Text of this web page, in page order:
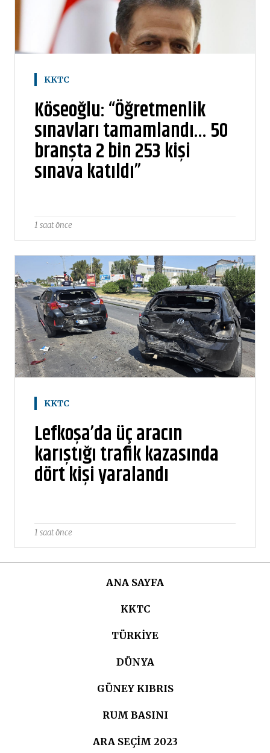
KKTC
Köseoğlu: “Öğretmenlik
sınavları tamamlandı… 50
branşta 2 bin 253 kişi
sınava katıldı”
1 saat önce
KKTC
Lefkoşa’da üç aracın
karıştığı trafik kazasında
dört kişi yaralandı
1 saat önce
ANA SAYFA
KKTC
TÜRKIYE
DÜNYA
GÜNEY KIBRIS
RUM BASINI
ARA SEÇIM 2023